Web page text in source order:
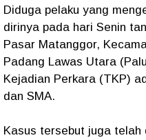
Diduga pelaku yang
dirinya pada hari Senin
Pasar Matanggor,
Padang Lawas Utara
Kejadian Perkara (TKP)
dan SMA.
Kasus tersebut juga telah